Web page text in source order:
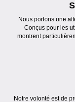
Nous portons une
Conçus pour les
montrent
Notre volonté est de